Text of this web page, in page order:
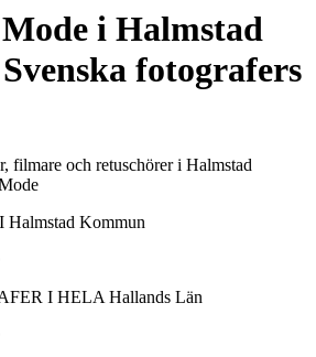
Mode i Halmstad
fotografers
filmare och retuschörer i Halmstad
Halmstad Kommun
I HELA Hallands Län